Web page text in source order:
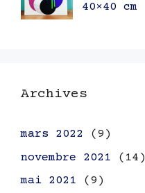
40×40 cm
Archives
mars 2022
(9)
novembre 2021 (14)
mai 2021 (9)